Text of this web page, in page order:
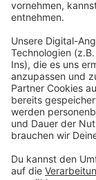
Die gesperrte
Die gesperrte